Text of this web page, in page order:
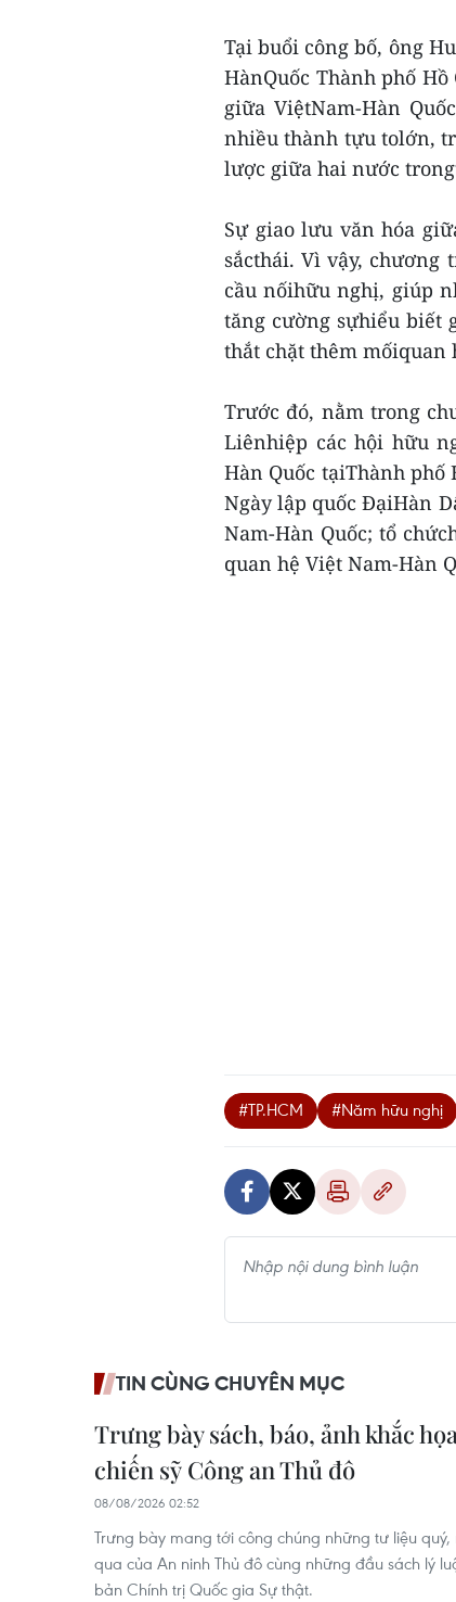
Tại buổi công bố, ông
HànQuốc Thành phố
giữa ViệtNam-Hàn
nhiều thành tựu tolớn,
lược giữa hai nước
Sự giao lưu văn hóa
sắcthái. Vì vậy,
cầu nốihữu nghị, giúp
tăng cường sựhiểu biết
thắt chặt thêm mốiquan
Trước đó, nằm trong
Liênhiệp các hội hữu
Hàn Quốc tạiThành
Ngày lập quốc ĐạiHàn
Nam-Hàn Quốc; tổ
quan hệ Việt Nam-Hàn
#TP.HCM #Năm hữu nghị
TIN CÙNG CHUYÊN MỤC
Trưng bày sách, báo, ảnh khắc
chiến sỹ Công an Thủ đô
08/08/2026 02:52
Trưng bày mang tới công chúng những tư liệu
qua của An ninh Thủ đô cùng những đầu sách lý
bản Chính trị Quốc gia Sự thật.